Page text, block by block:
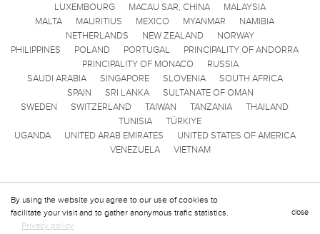
close
By using the website you agree to our use of cookies to
facilitate your visit and to gather anonymous trafic statistics.
Privacy policy
LUXEMBOURG
MACAU SAR, CHINA
MALAYSIA
MALTA
MAURITIUS MEXICO MYANMAR
NAMIBIA
NETHERLANDS
NEW ZEALAND
NORWAY
PHILIPPINES
POLAND PORTUGAL
PRINCIPALITY OF ANDORRA
PRINCIPALITY OF MONACO
RUSSIA
SAUDI ARABIA
SINGAPORE SLOVENIA
SOUTH AFRICA
SPAIN
SRI LANKA
SULTANATE OF OMAN
SWEDEN
SWITZERLAND TAIWAN TANZANIA
THAILAND
TUNISIA
TÜRKIYE
UGANDA
UNITED ARAB EMIRATES
UNITED STATES OF AMERICA
VENEZUELA
VIETNAM